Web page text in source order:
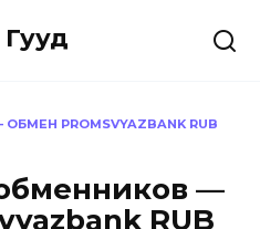
PROMSVYAZBANK RUB
—
RUB